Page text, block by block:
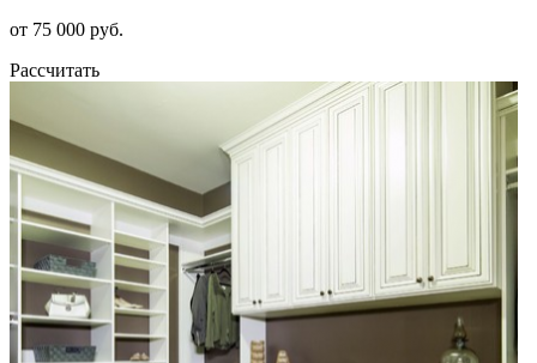
от 75 000 руб.
Рассчитать